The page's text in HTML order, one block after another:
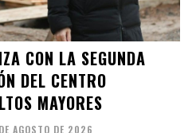
CON LA SEGUNDA
DEL CENTRO
MAYORES
AGOSTO DE 2026